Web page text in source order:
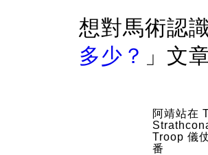
想對馬術認
多少？ 」文
阿靖站在
Troop 儀
番